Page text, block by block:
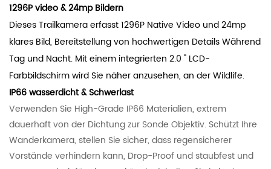
1296P video & 24mp Bildern
Dieses Trailkamera erfasst 1296P Native Video und 24mp
klares Bild, Bereitstellung von hochwertigen Details Während
Tag und Nacht. Mit einem integrierten 2.0 " LCD-
Farbbildschirm wird Sie näher anzusehen, an der Wildlife.
IP66 wasserdicht & Schwerlast
Verwenden Sie High-Grade IP66 Materialien, extrem
dauerhaft von der Dichtung zur Sonde Objektiv. Schützt Ihre
Wanderkamera, stellen Sie sicher, dass regensicherer
Vorstände verhindern kann, Drop-Proof und staubfest und